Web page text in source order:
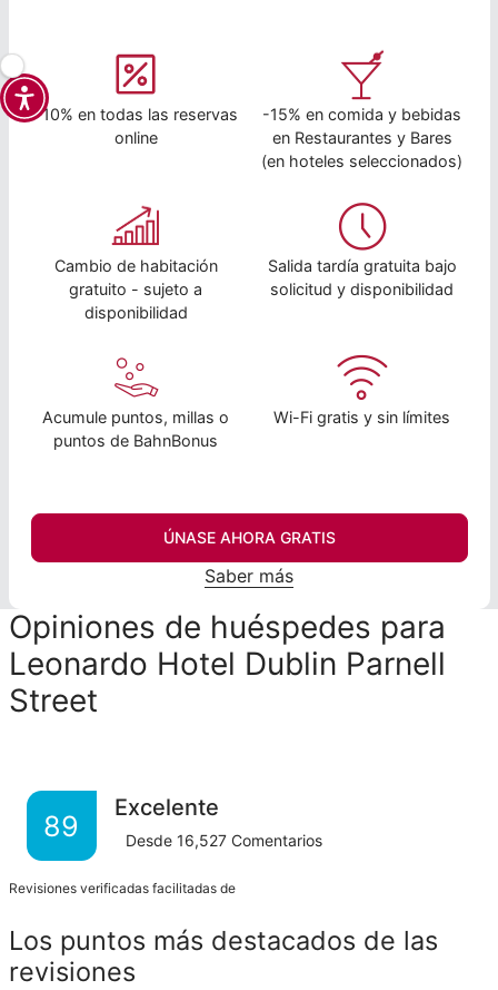
-10% en todas las reservas
online
-15% en comida y bebidas
en Restaurantes y Bares
(en hoteles seleccionados)
Cambio de habitación
gratuito - sujeto a
disponibilidad
Salida tardía gratuita bajo
solicitud y disponibilidad
Acumule puntos, millas o
puntos de BahnBonus
Wi-Fi gratis y sin límites
ÚNASE AHORA GRATIS
Saber más
Opiniones de huéspedes para
Leonardo Hotel Dublin Parnell
Street
89
Excelente
Desde 16,527 Comentarios
Revisiones verificadas facilitadas de
Los puntos más destacados de las
revisiones